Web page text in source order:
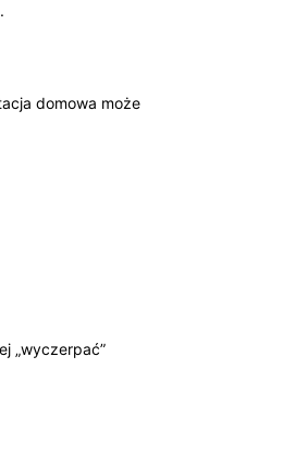
domowa może
„wyczerpać”